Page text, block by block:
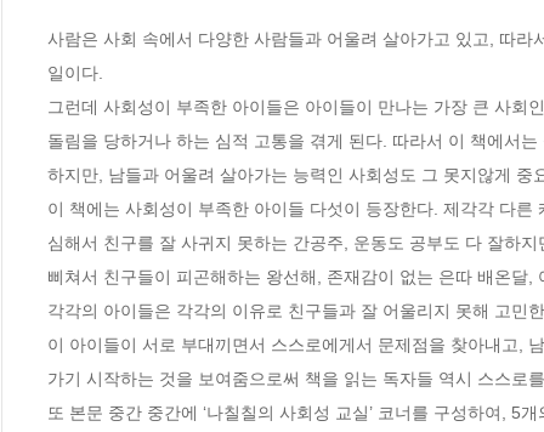
사람은 사회 속에서 다양한 사람들과 어울려 살아가고 있고, 따
일이다.
그런데 사회성이 부족한 아이들은 아이들이 만나는 가장 큰 사
돌림을 당하거나 하는 심적 고통을 겪게 된다. 따라서 이 책에서
하지만, 남들과 어울려 살아가는 능력인 사회성도 그 못지않게
이 책에는 사회성이 부족한 아이들 다섯이 등장한다. 제각각 다
심해서 친구를 잘 사귀지 못하는 간공주, 운동도 공부도 다 잘하
삐쳐서 친구들이 피곤해하는 왕선해, 존재감이 없는 은따 배온달
각각의 아이들은 각각의 이유로 친구들과 잘 어울리지 못해 고민
이 아이들이 서로 부대끼면서 스스로에게서 문제점을 찾아내고,
가기 시작하는 것을 보여줌으로써 책을 읽는 독자들 역시 스스
또 본문 중간 중간에 ‘나칠칠의 사회성 교실’ 코너를 구성하여, 5